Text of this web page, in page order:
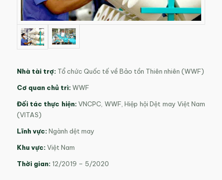
Nhà tài trợ: Tổ chức Quốc tế về Bảo tồn Thiên nhiên (WWF)
Cơ quan chủ trì: WWF
Đối tác thực hiện:VNCPC, WWF, Hiệp hội Dệt may Việt Nam
(VITAS)
Lĩnh vực: Ngành dệt may
Khu vực: Việt Nam
Thời gian: 12/2019 – 5/2020